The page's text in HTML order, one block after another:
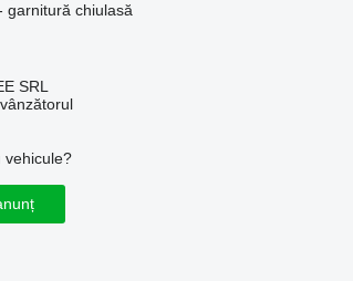
garnitură chiulasă
SRL
vehicule?